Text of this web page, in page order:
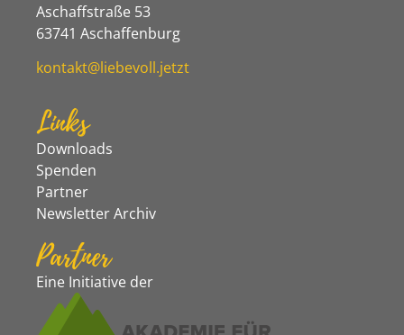
Aschaffstraße 53
63741 Aschaffenburg
kontakt@liebevoll.jetzt
Links
Downloads
Spenden
Partner
Newsletter Archiv
Partner
Eine Initiative der